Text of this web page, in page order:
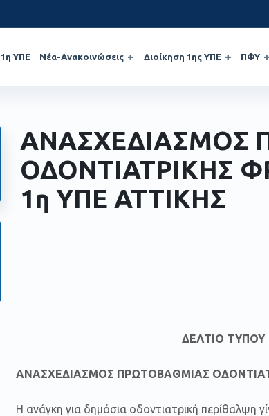
1η ΥΠΕ Νέα-Ανακοινώσεις Διοίκηση 1ης ΥΠΕ ΠΦΥ
ΑΝΑΣΧΕΔΙΑΣΜΟΣ
ΟΔΟΝΤΙΑΤΡΙΚΗΣ
1η ΥΠΕ ΑΤΤΙΚΗΣ
ΔΕΛΤΙΟ ΤΥΠΟΥ
ΑΝΑΣΧΕΔΙΑΣΜΟΣ ΠΡΩΤΟΒΑΘΜΙΑΣ
Η ανάγκη για δημόσια οδοντιατρική περίθαλψη